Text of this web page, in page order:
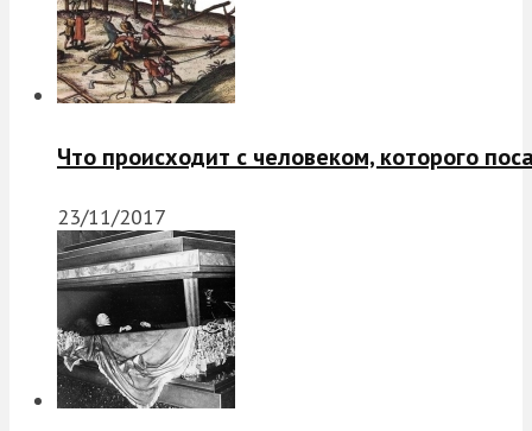
Что происходит с человеком, которого
23/11/2017